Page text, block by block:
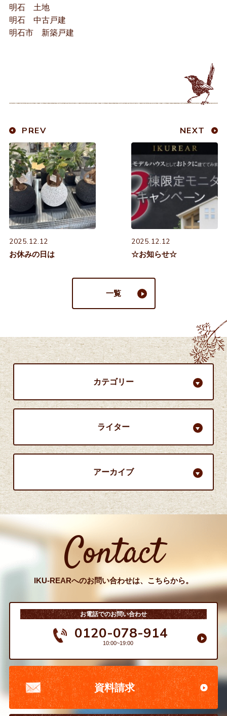
明石 土地
明石 中古戸建
明石市 新築戸建
PREV
2025.12.12
お休みの日は
NEXT
2025.12.12
☆お知らせ☆
一覧
カテゴリー
ライター
アーカイブ
Contact
IKU-REARへのお問い合わせは、こちらから。
お電話でのお問い合わせ
0120-078-914
10:00~19:00
資料請求